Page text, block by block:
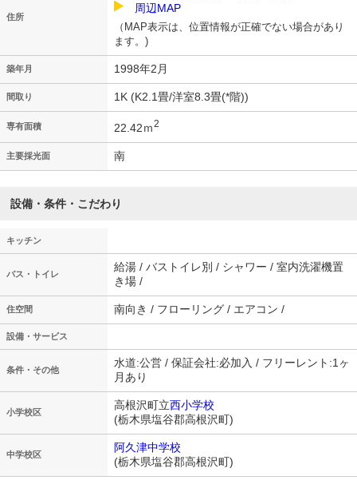
住所
周辺MAP
（MAP表示は、位置情報が正確でない場合があり
ます。)
築年月 1998年2月
間取り 1K (K2.1畳/洋室8.3畳(*階))
専有面積 22.42ｍ2
主要採光面 南
設備・条件・こだわり
キッチン
バス・トイレ
給湯 / バストイレ別 / シャワー / 室内洗濯機置
き場 /
住空間 南向き / フローリング / エアコン /
設備・サービス
条件・その他
水道:公営 / 保証会社:必加入 / フリーレント:1ヶ
月あり
小学校区
高根沢町立西小学校
(栃木県塩谷郡高根沢町)
中学校区
阿久津中学校
(栃木県塩谷郡高根沢町)